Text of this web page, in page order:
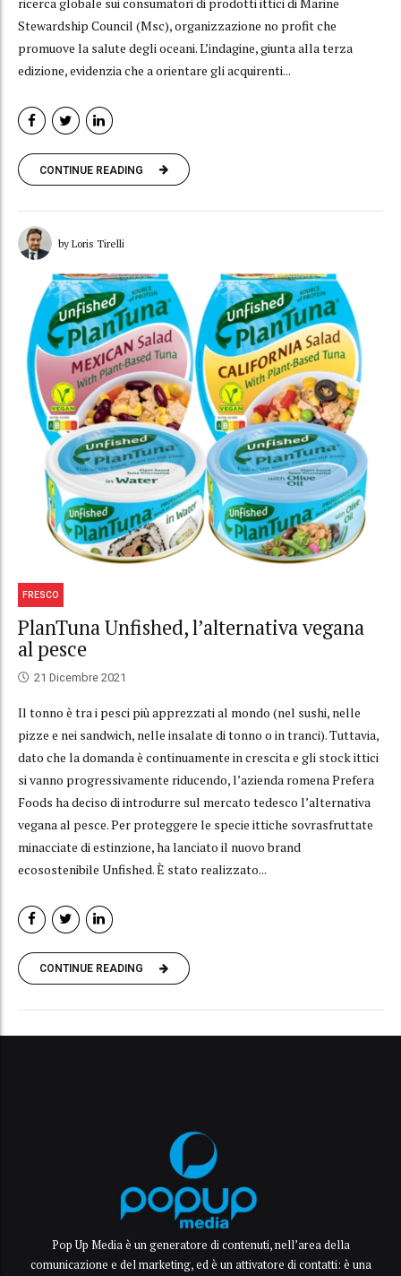
ricerca globale sui consumatori di prodotti ittici di Marine
Stewardship Council (Msc), organizzazione no profit che
promuove la salute degli oceani. L’indagine, giunta alla terza
edizione, evidenzia che a orientare gli acquirenti...
CONTINUE READING
by Loris Tirelli
FRESCO
PlanTuna Unfished, l’alternativa vegana
al pesce
21 Dicembre 2021
Il tonno è tra i pesci più apprezzati al mondo (nel sushi, nelle
pizze e nei sandwich, nelle insalate di tonno o in tranci). Tuttavia,
dato che la domanda è continuamente in crescita e gli stock ittici
si vanno progressivamente riducendo, l’azienda romena Prefera
Foods ha deciso di introdurre sul mercato tedesco l’alternativa
vegana al pesce. Per proteggere le specie ittiche sovrasfruttate
minacciate di estinzione, ha lanciato il nuovo brand
ecosostenibile Unfished. È stato realizzato...
CONTINUE READING
Pop Up Media è un generatore di contenuti, nell’area della
comunicazione e del marketing, ed è un attivatore di contatti: è una